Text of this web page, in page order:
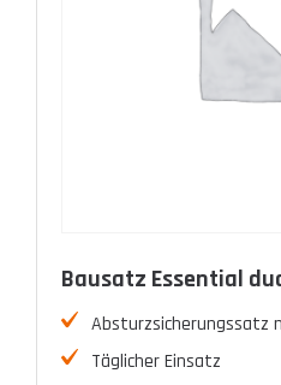
Bausatz Essential
Absturzsicherungssatz
Täglicher Einsatz